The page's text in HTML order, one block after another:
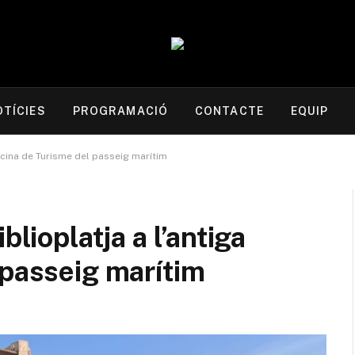
PROGRAMACIÓ CONTACTE EQUIP
de Turisme del passeig marítim
a l’antiga
marítim